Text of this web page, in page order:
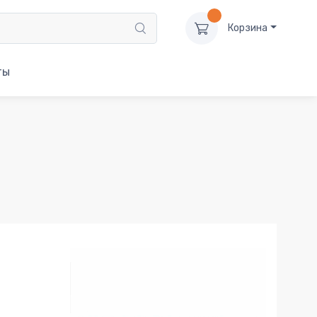
Корзина